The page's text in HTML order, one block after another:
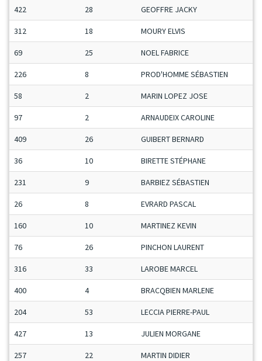
422 28 GEOFFRE JACKY
312 18 MOURY ELVIS
69 25 NOEL FABRICE
226 8 PROD'HOMME SÉBASTIEN
58 2 MARIN LOPEZ JOSE
97 2 ARNAUDEIX CAROLINE
409 26 GUIBERT BERNARD
36 10 BIRETTE STÉPHANE
231 9 BARBIEZ SÉBASTIEN
26 8 EVRARD PASCAL
160 10 MARTINEZ KEVIN
76 26 PINCHON LAURENT
316 33 LAROBE MARCEL
400 4 BRACQBIEN MARLENE
204 53 LECCIA PIERRE-PAUL
427 13 JULIEN MORGANE
257 22 MARTIN DIDIER